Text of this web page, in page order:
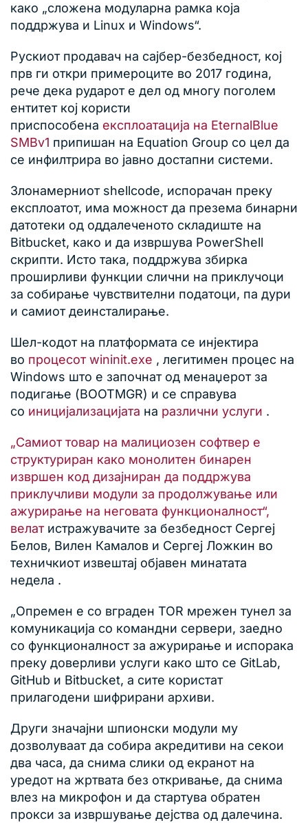
како „сложена модуларна рамка која
поддржува и Linux и Windows“.
Рускиот продавач на сајбер-безбедност, кој
прв ги откри примероците во 2017 година,
рече дека рударот е дел од многу поголем
ентитет кој користи
приспособена експлоатација на EternalBlue
SMBv1 припишан на Equation Group со цел да
се инфилтрира во јавно достапни системи.
Злонамерниот shellcode, испорачан преку
експлоатот, има можност да презема бинарни
датотеки од оддалеченото складиште на
Bitbucket, како и да извршува PowerShell
скрипти. Исто така, поддржува збирка
проширливи функции слични на приклучоци
за собирање чувствителни податоци, па дури
и самиот деинсталирање.
Шел-кодот на платформата се инјектира
во процесот wininit.exe , легитимен процес на
Windows што е започнат од менаџерот за
подигање (BOOTMGR) и се справува
со иницијализацијата на различни услуги .
„Самиот товар на малициозен софтвер е
структуриран како монолитен бинарен
извршен код дизајниран да поддржува
приклучливи модули за продолжување или
ажурирање на неговата функционалност“,
велатистражувачите за безбедност Сергеј
Белов, Вилен Камалов и Сергеј Ложкин во
техничкиот извештај објавен минатата
недела .
„Опремен е со вграден TOR мрежен тунел за
комуникација со командни сервери, заедно
со функционалност за ажурирање и испорака
преку доверливи услуги како што се GitLab,
GitHub и Bitbucket, а сите користат
прилагодени шифрирани архиви.
Други значајни шпионски модули му
дозволуваат да собира акредитиви на секои
два часа, да снима слики од екранот на
уредот на жртвата без откривање, да снима
влез на микрофон и да стартува обратен
прокси за извршување дејства од далечина.